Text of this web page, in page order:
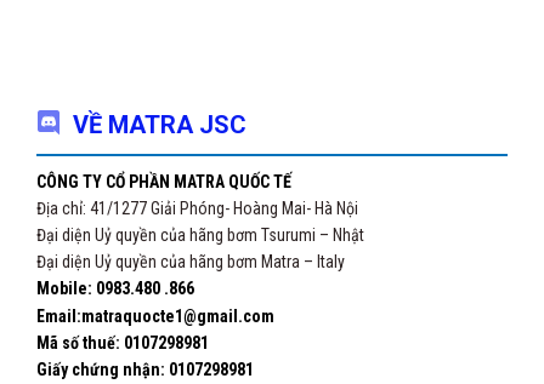
VỀ MATRA JSC
CÔNG TY CỔ PHẦN MATRA QUỐC TẾ
Địa chỉ: 41/1277 Giải Phóng- Hoàng Mai- Hà Nội
Đại diện Uỷ quyền của hãng bơm Tsurumi – Nhật
Đại diện Uỷ quyền của hãng bơm Matra – Italy
Mobile: 0983.480 .866
Email:matraquocte1@gmail.com
Mã số thuế: 0107298981
Giấy chứng nhận: 0107298981